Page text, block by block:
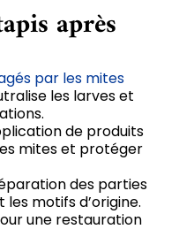
après
par les mites
les larves et
de produits
mites et protéger
des parties
motifs d’origine.
une restauration